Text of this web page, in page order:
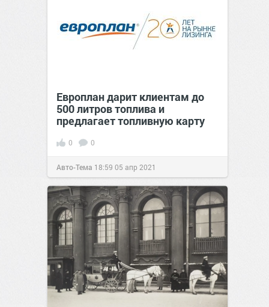
Европлан дарит клиентам до
500 литров топлива и
предлагает топливную карту
0 0
Авто-Тема 18:59 05 апр 2021